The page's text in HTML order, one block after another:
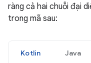
ràng cả hai chuỗi đại
trong mã sau:
Kotlin Java